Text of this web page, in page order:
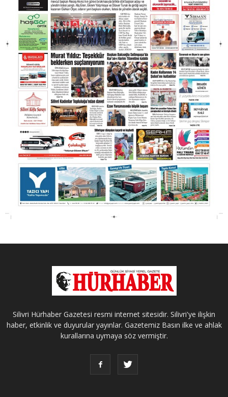
Silivri Hürhaber Gazetesi resmi internet sitesidir. Silivri'ye ilişkin
haber, etkinlik ve duyurular yayınlar. Gazetemiz Basın ilke ve ahlak
kurallarına uymaya söz vermiştir.